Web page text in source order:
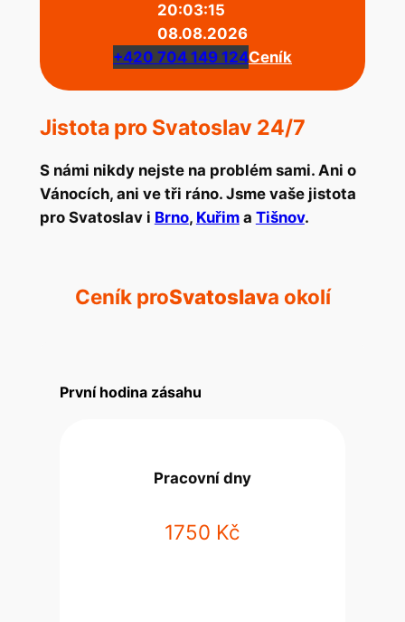
20:03:15
08.08.2026
+420 704 149 124Ceník
Jistota pro Svatoslav 24/7
S námi nikdy nejste na problém sami. Ani o
Vánocích, ani ve tři ráno. Jsme vaše jistota
pro Svatoslav i Brno, Kuřima Tišnov.
Ceník proSvatoslava okolí
První hodina zásahu
Pracovní dny
1750 Kč